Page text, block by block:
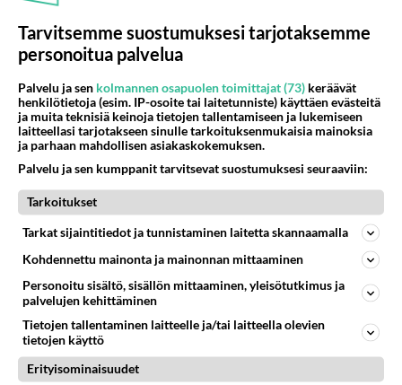
kaksoset 80-luvulta? Takana
28 v. välirikko ja mykkäkoulu
PARAS LEFFA IKINÄ
Tarvitsemme suostumuksesi tarjotaksemme
personoitua palvelua
Palvelu ja sen kolmannen osapuolen toimittajat (73) keräävät
henkilötietoja (esim. IP-osoite tai laitetunniste) käyttäen evästeitä
ja muita teknisiä keinoja tietojen tallentamiseen ja lukemiseen
laitteellasi tarjotakseen sinulle tarkoituksenmukaisia mainoksia
ja parhaan mahdollisen asiakaskokemuksen.
Palvelu ja sen kumppanit tarvitsevat suostumuksesi seuraaviin:
Tarkoitukset
Tarkat sijaintitiedot ja tunnistaminen laitetta skannaamalla
Kohdennettu mainonta ja mainonnan mittaaminen
Personoitu sisältö, sisällön mittaaminen, yleisötutkimus ja
palvelujen kehittäminen
Tietojen tallentaminen laitteelle ja/tai laitteella olevien
tietojen käyttö
Erityisominaisuudet